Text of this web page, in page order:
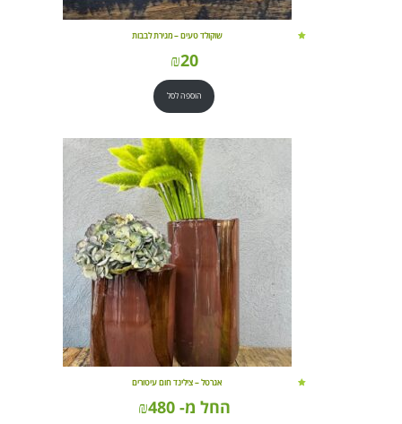
שוקולד טעים – מגירת לבבות
₪20
הוספה לסל
אגרטל – צילינד חום עיטורים
החל מ- ₪480